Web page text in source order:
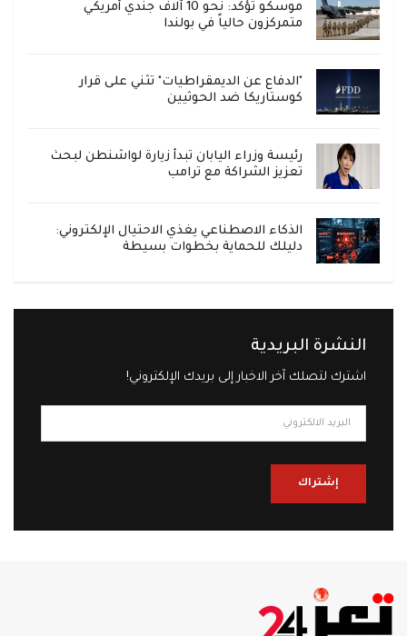
موسكو تؤكد: نحو 10 آلاف جندي أمريكي
متمركزون حالياً في بولندا
"الدفاع عن الديمقراطيات" تثني على قرار
كوستاريكا ضد الحوثيين
رئيسة وزراء اليابان تبدأ زيارة لواشنطن لبحث
تعزيز الشراكة مع ترامب
الذكاء الاصطناعي يغذي الاحتيال الإلكتروني:
دليلك للحماية بخطوات بسيطة
النشرة البريدية
اشترك لتصلك آخر الاخبار إلى بريدك الإلكتروني!
إشتراك